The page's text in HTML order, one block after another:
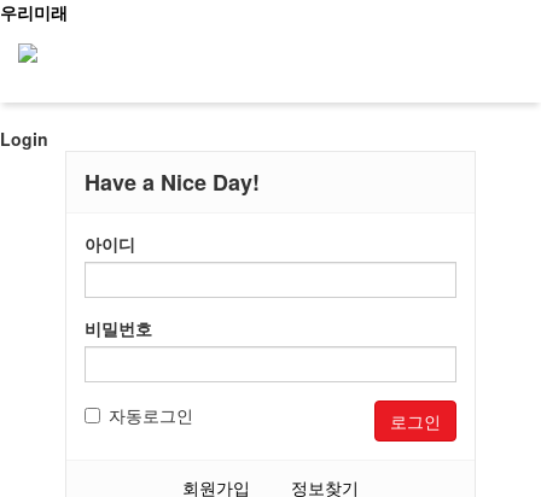
우리미래
신청문의
사이트맵
우리가만드는미래
사업소개
문화유산활용
역사문화콘텐츠
Login
Have a Nice Day!
아이디
비밀번호
자동로그인 로그인
회원가입 정보찾기